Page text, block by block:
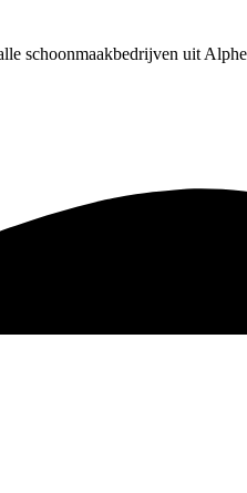
schoonmaakbedrijven uit